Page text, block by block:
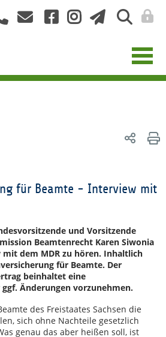
für Beamte - Interview mit
und Vorsitzende
Beamtenrecht Karen Siwonia
dem MDR zu hören. Inhaltlich
für Beamte. Der
beinhaltet eine
Änderungen vorzunehmen.
des Freistaates Sachsen die
sich ohne Nachteile gesetzlich
genau das aber heißen soll, ist